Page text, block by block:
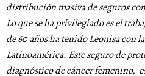
distribución masiva de seguros
Lo que se ha privilegiado es el
de 60 años ha tenido Leonisa con
Latinoamérica. Este seguro de
diagnóstico de cáncer femenino,